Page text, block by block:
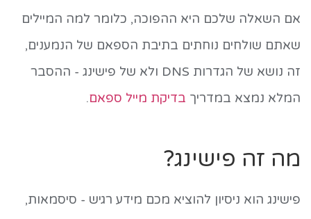
אם השאלה שלכם היא ההפוכה, כלומר למה המיילים
שאתם שולחים נוחתים בתיבת הספאם של הנמענים,
זה נושא של הגדרות DNS ולא של פישינג - ההסבר
המלא נמצא במדריך בדיקת מייל ספאם.
מה זה פישינג?
פישינג הוא ניסיון להוציא מכם מידע רגיש - סיסמאות,